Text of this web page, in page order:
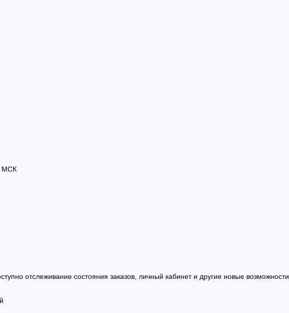
МСК
отслеживание состояния заказов, личный кабинет и другие новые возможности